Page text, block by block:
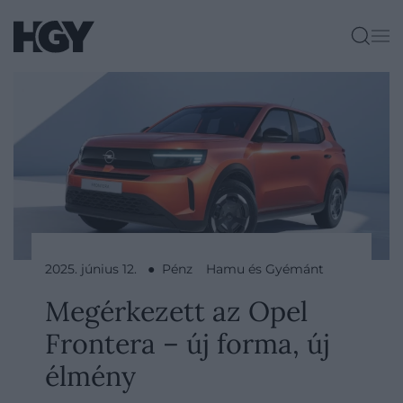
2025. június 12. ● Pénz Hamu és Gyémánt
Megérkezett az Opel
Frontera – új forma, új
élmény